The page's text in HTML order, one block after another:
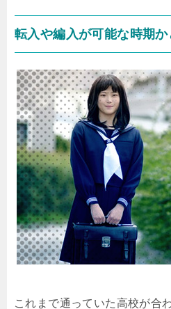
転入や編入が可能な時期
これまで通っていた高校が合